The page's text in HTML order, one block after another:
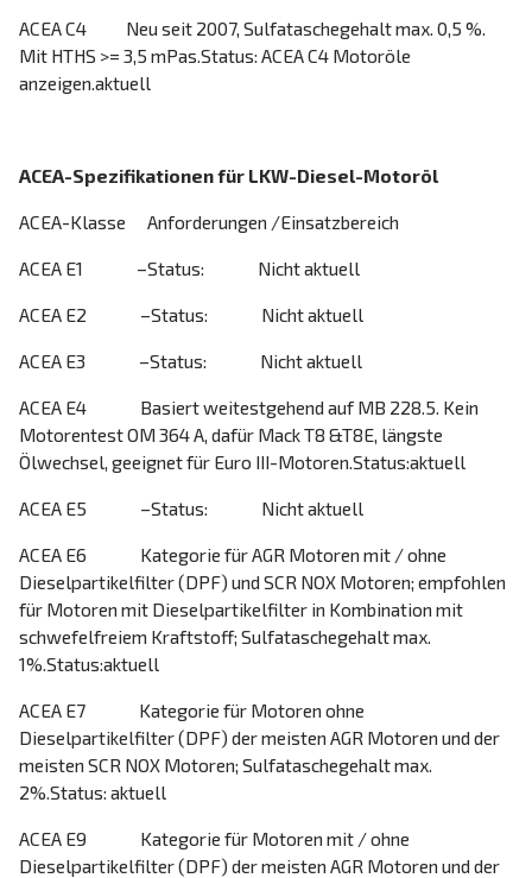
ACEA C4 Neu seit 2007, Sulfataschegehalt max. 0,5 %.
Mit HTHS >= 3,5 mPas.Status: ACEA C4 Motoröle
anzeigen.aktuell
ACEA-Spezifikationen für LKW-Diesel-Motoröl
ACEA-Klasse Anforderungen /Einsatzbereich
ACEA E1 –Status: Nicht aktuell
ACEA E2 –Status: Nicht aktuell
ACEA E3 –Status: Nicht aktuell
ACEA E4 Basiert weitestgehend auf MB 228.5. Kein
Motorentest OM 364 A, dafür Mack T8 &T8E, längste
Ölwechsel, geeignet für Euro III-Motoren.Status:aktuell
ACEA E5 –Status: Nicht aktuell
ACEA E6 Kategorie für AGR Motoren mit / ohne
Dieselpartikelfilter (DPF) und SCR NOX Motoren; empfohlen
für Motoren mit Dieselpartikelfilter in Kombination mit
schwefelfreiem Kraftstoff; Sulfataschegehalt max.
1%.Status:aktuell
ACEA E7 Kategorie für Motoren ohne
Dieselpartikelfilter (DPF) der meisten AGR Motoren und der
meisten SCR NOX Motoren; Sulfataschegehalt max.
2%.Status: aktuell
ACEA E9 Kategorie für Motoren mit / ohne
Dieselpartikelfilter (DPF) der meisten AGR Motoren und der